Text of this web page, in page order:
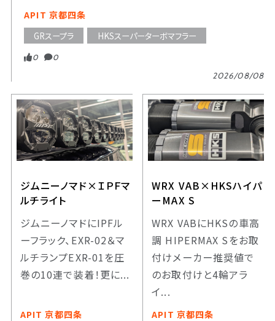
2026/08/08
APIT 京都四条
GRスープラ
HKSスーパーターボマフラー
0 0
ジムニーノマド×ＩＰＦマ
ルチライト
ジムニーノマドにIPFル
ーフラック、EXR-02＆マ
ルチランプEXR-01を圧
巻の10連で装着！更に...
APIT 京都四条
WRX VAB×HKSハイパ
ーMAX S
WRX VABにHKSの車高
調 HIPERMAX Sをお取
付けメーカー推奨値で
のお取付けと4輪アラ
イ...
APIT 京都四条